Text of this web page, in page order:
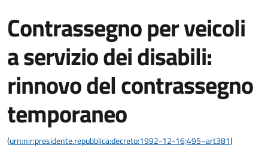
Contrassegno per veicoli
a servizio dei disabili:
rinnovo del contrassegno
temporaneo
(urn:nir:presidente.repubblica:decreto:1992-12-16;495~art381)